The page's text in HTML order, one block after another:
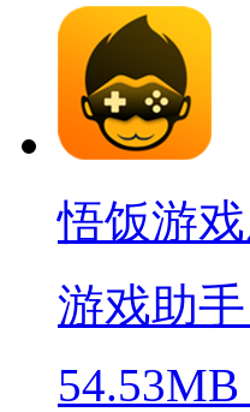
悟饭游
游戏助手
54.53MB